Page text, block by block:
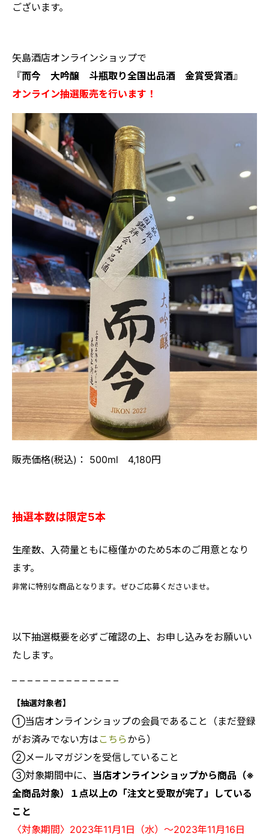
ございます。
矢島酒店オンラインショップで
『而今 大吟醸 斗瓶取り全国出品酒 金賞受賞酒』
オンライン抽選販売を行います！
販売価格(税込)： 500ml 4,180円
抽選本数は限定5本
生産数、入荷量ともに極僅かのため5本のご用意となり
ます。
非常に特別な商品となります。ぜひご応募くださいませ。
以下抽選概要を必ずご確認の上、お申し込みをお願いい
たします。
– – – – – – – – – – – – – –
【抽選対象者】
①当店オンラインショップの会員であること（まだ登録
がお済みでない方は こちらから）
②メールマガジンを受信していること
③対象期間中に、 当店オンラインショップから商品（※
全商品対象）１点以上の「注文と受取が完了」している
こと
〈対象期間〉2023年11月1日（水）～2023年11月16日